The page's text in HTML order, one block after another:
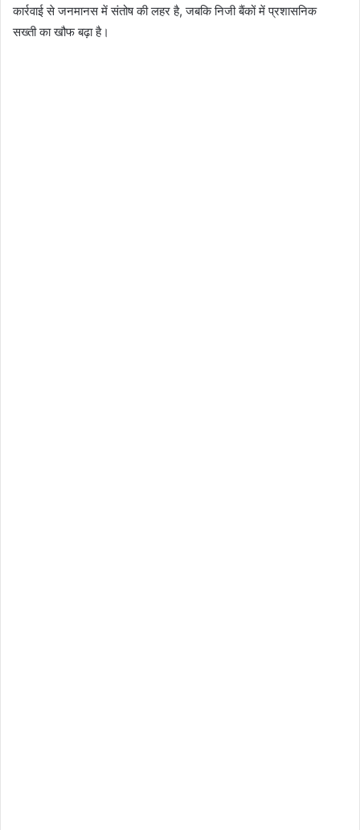
कार्रवाई से जनमानस में संतोष की लहर है, जबकि निजी बैंकों में प्रशासनिक
सख्ती का खौफ बढ़ा है।